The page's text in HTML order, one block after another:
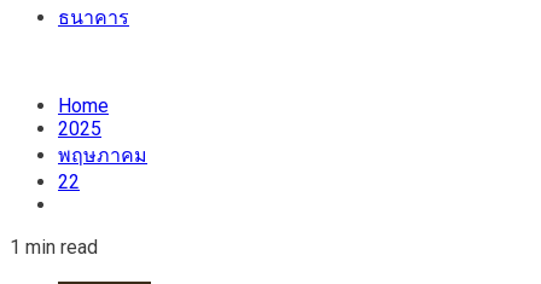
ธนาคาร
Home
2025
พฤษภาคม
22
1 min read